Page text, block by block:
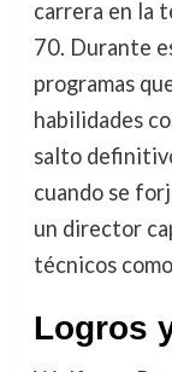
carrera en la
70. Durante
programas
habilidades
salto
cuando se
un director
técnicos
Logros